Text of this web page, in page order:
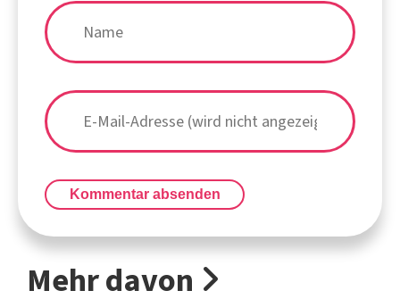
Kommentar absenden
Mehr davon